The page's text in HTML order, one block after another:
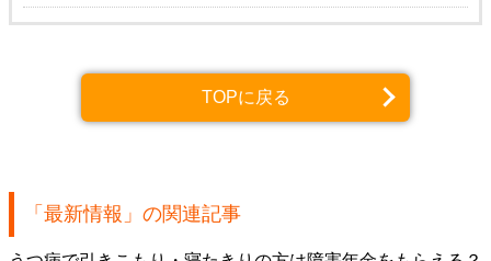
TOPに戻る
「最新情報」の関連記事